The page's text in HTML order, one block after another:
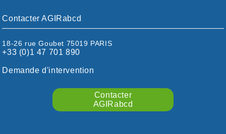
FINISTÈRE
HAUTES-PYRÉNÉES
HÉRAULT
ILLE ET VILAINE
LOIRE / OCÉAN
Contacter AGIRabcd
18-26 rue Goubet 75019 PARIS
+33 (0)1 47 701 890
Demande d'intervention
Contacter
AGIRabcd